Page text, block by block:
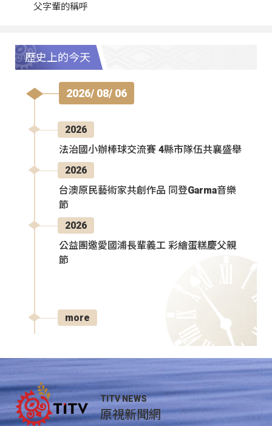
父字輩的稱呼
歷史上的今天
2026/ 08/ 06
2026
法治國小辦棒球交流賽 4縣市隊伍共襄盛舉
2026
台澳原民藝術家共創作品 同登Garma音樂
節
2026
公益團邀愛國浦長輩義工 彩繪蛋糕慶父親
節
more
TITV NEWS
原視新聞網